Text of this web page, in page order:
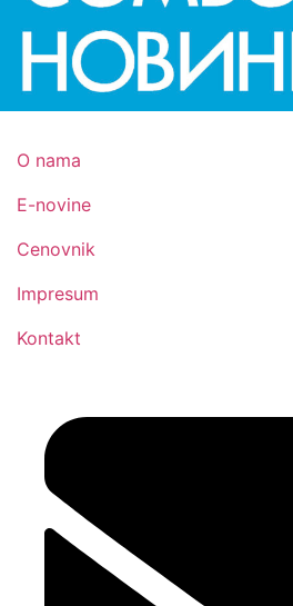
O nama
E-novine
Cenovnik
Impresum
Kontakt